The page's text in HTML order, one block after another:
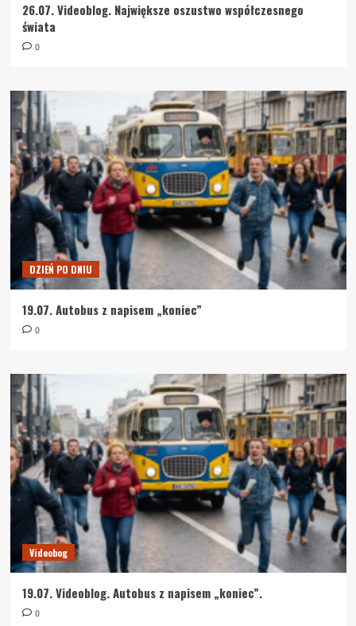
26.07. Videoblog. Największe oszustwo współczesnego
świata
0
DZIEŃ PO DNIU
19.07. Autobus z napisem „koniec”
0
Videobog
19.07. Videoblog. Autobus z napisem „koniec”.
0